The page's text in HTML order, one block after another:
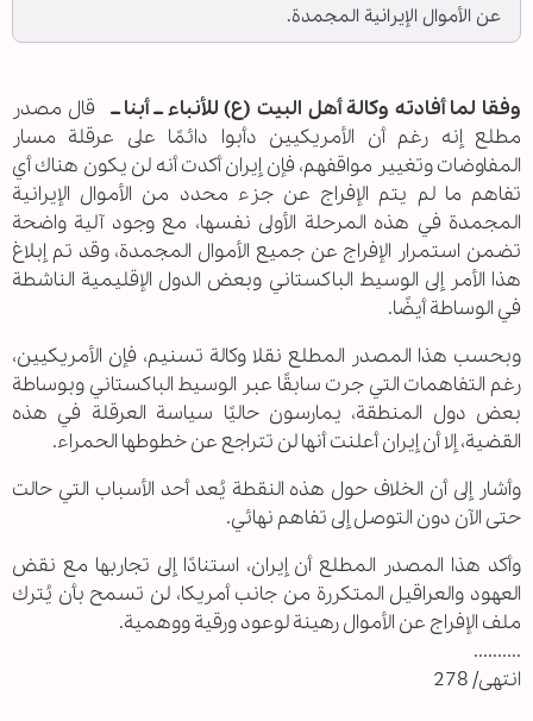
عن الأموال الإيرانية المجمدة.
وفقا لما أفادته وكالة أهل البيت (ع) للأنباء ــ أبنا ــقال مصدر
مطلع إنه رغم أن الأمريكيين دأبوا دائمًا على عرقلة مسار
المفاوضات وتغيير مواقفهم، فإن إيران أكدت أنه لن يكون هناك أي
تفاهم ما لم يتم الإفراج عن جزء محدد من الأموال الإيرانية
المجمدة في هذه المرحلة الأولى نفسها، مع وجود آلية واضحة
تضمن استمرار الإفراج عن جميع الأموال المجمدة، وقد تم إبلاغ
هذا الأمر إلى الوسيط الباكستاني وبعض الدول الإقليمية الناشطة
في الوساطة أيضًا.
وبحسب هذا المصدر المطلع نقلا وكالة تسنيم، فإن الأمريكيين،
رغم التفاهمات التي جرت سابقًا عبر الوسيط الباكستاني وبوساطة
بعض دول المنطقة، يمارسون حاليًا سياسة العرقلة في هذه
القضية، إلا أن إيران أعلنت أنها لن تتراجع عن خطوطها الحمراء.
وأشار إلى أن الخلاف حول هذه النقطة يُعد أحد الأسباب التي حالت
حتى الآن دون التوصل إلى تفاهم نهائي.
وأكد هذا المصدر المطلع أن إيران، استنادًا إلى تجاربها مع نقض
العهود والعراقيل المتكررة من جانب أمريكا، لن تسمح بأن يُترك
ملف الإفراج عن الأموال رهينة لوعود ورقية ووهمية.
..........
انتهى/ 278